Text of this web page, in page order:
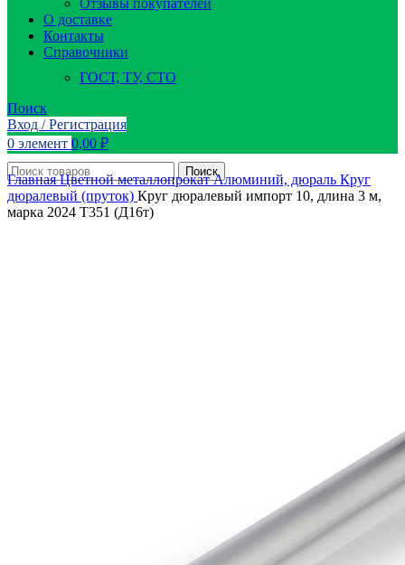
О доставке
Контакты
Справочники
ГОСТ, ТУ, СТО
Поиск
Вход / Регистрация
0 элемент 0,00 ₽
Поиск
ГлавнаяЦветной металлопрокатАлюминий, дюраль Круг
дюралевый (пруток) Круг дюралевый импорт 10, длина 3 м,
марка 2024 T351 (Д16т)